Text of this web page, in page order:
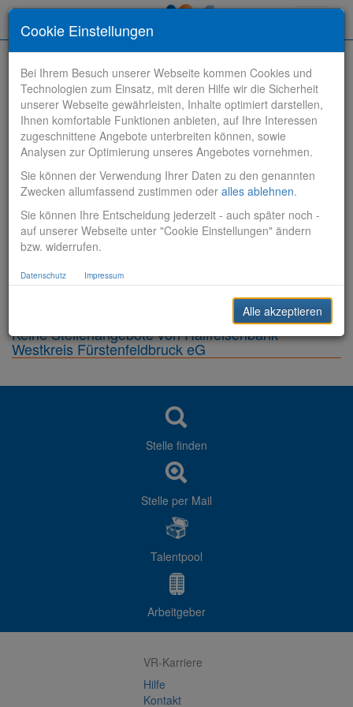
Stelle finden
Vertriebsbank
Produktionsbank
Sonstiges
Keine Stellenangebote von Raiffeisenbank
Westkreis Fürstenfeldbruck eG
Stelle finden
Stelle per Mail
Talentpool
Arbeitgeber
VR-Karriere
Hilfe
Kontakt
Cookie Einstellungen
Bei Ihrem Besuch unserer Webseite kommen Cookies und
Technologien zum Einsatz, mit deren Hilfe wir die Sicherheit
unserer Webseite gewährleisten, Inhalte optimiert darstellen,
Ihnen komfortable Funktionen anbieten, auf Ihre Interessen
zugeschnittene Angebote unterbreiten können, sowie
Analysen zur Optimierung unseres Angebotes vornehmen.
Sie können der Verwendung Ihrer Daten zu den genannten
Zwecken allumfassend zustimmen oder alles ablehnen.
Sie können Ihre Entscheidung jederzeit - auch später noch -
auf unserer Webseite unter "Cookie Einstellungen" ändern
bzw. widerrufen.
Datenschutz Impressum
Alle akzeptieren